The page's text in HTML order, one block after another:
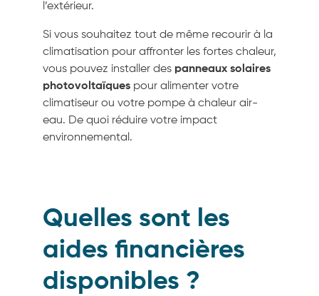
l’extérieur.
Si vous souhaitez tout de même recourir à la
climatisation pour affronter les fortes chaleur,
vous pouvez installer des panneaux solaires
photovoltaïques pour alimenter votre
climatiseur ou votre pompe à chaleur air-
eau. De quoi réduire votre impact
environnemental.
Quelles sont les
aides financières
disponibles ?